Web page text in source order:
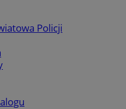
Policji